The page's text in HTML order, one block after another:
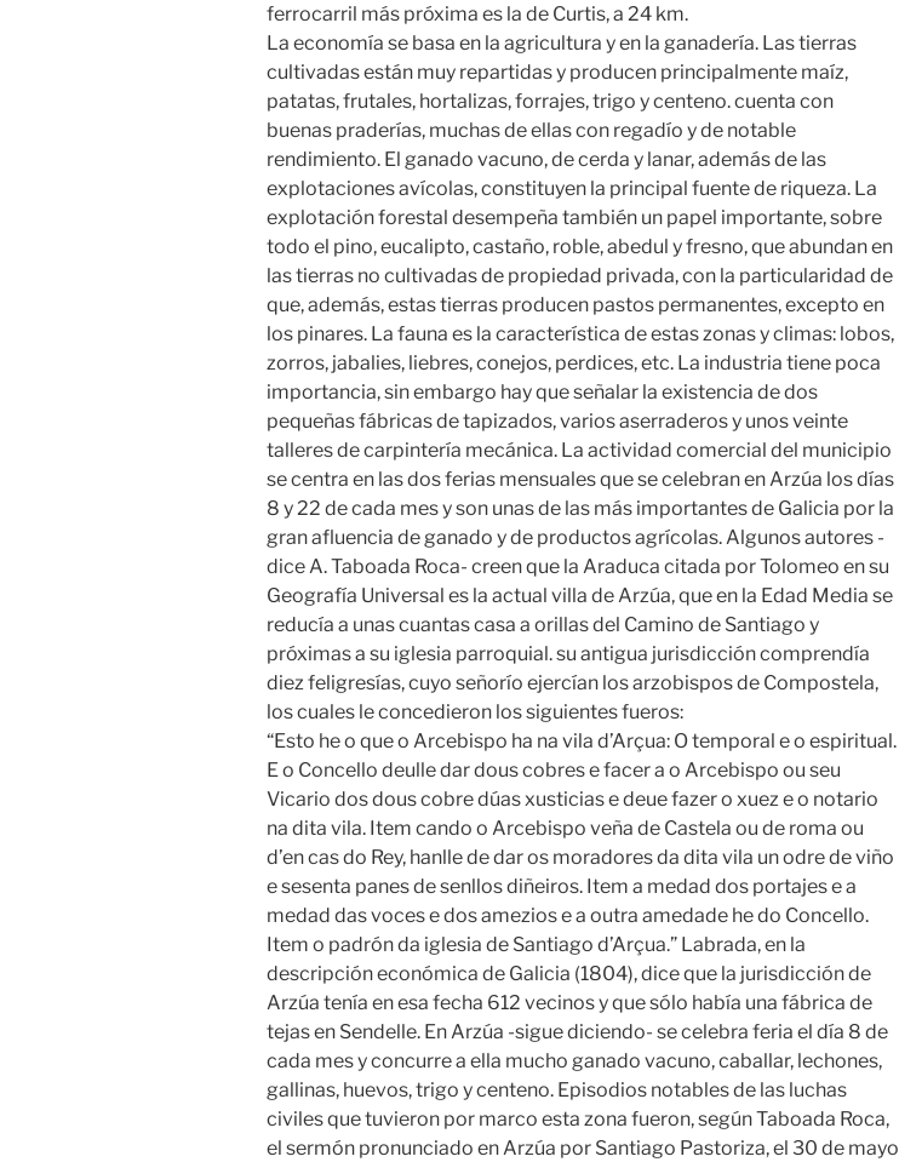
ferrocarril más próxima es la de Curtis, a 24 km.
La economía se basa en la agricultura y en la ganadería. Las tierras
cultivadas están muy repartidas y producen principalmente maíz,
patatas, frutales, hortalizas, forrajes, trigo y centeno. cuenta con
buenas praderías, muchas de ellas con regadío y de notable
rendimiento. El ganado vacuno, de cerda y lanar, además de las
explotaciones avícolas, constituyen la principal fuente de riqueza. La
explotación forestal desempeña también un papel importante, sobre
todo el pino, eucalipto, castaño, roble, abedul y fresno, que abundan en
las tierras no cultivadas de propiedad privada, con la particularidad de
que, además, estas tierras producen pastos permanentes, excepto en
los pinares. La fauna es la característica de estas zonas y climas: lobos,
zorros, jabalies, liebres, conejos, perdices, etc. La industria tiene poca
importancia, sin embargo hay que señalar la existencia de dos
pequeñas fábricas de tapizados, varios aserraderos y unos veinte
talleres de carpintería mecánica. La actividad comercial del municipio
se centra en las dos ferias mensuales que se celebran en Arzúa los días
8 y 22 de cada mes y son unas de las más importantes de Galicia por la
gran afluencia de ganado y de productos agrícolas. Algunos autores -
dice A. Taboada Roca- creen que la Araduca citada por Tolomeo en su
Geografía Universal es la actual villa de Arzúa, que en la Edad Media se
reducía a unas cuantas casa a orillas del Camino de Santiago y
próximas a su iglesia parroquial. su antigua jurisdicción comprendía
diez feligresías, cuyo señorío ejercían los arzobispos de Compostela,
los cuales le concedieron los siguientes fueros:
“Esto he o que o Arcebispo ha na vila d’Arçua: O temporal e o espiritual.
E o Concello deulle dar dous cobres e facer a o Arcebispo ou seu
Vicario dos dous cobre dúas xusticias e deue fazer o xuez e o notario
na dita vila. Item cando o Arcebispo veña de Castela ou de roma ou
d’en cas do Rey, hanlle de dar os moradores da dita vila un odre de viño
e sesenta panes de senllos diñeiros. Item a medad dos portajes e a
medad das voces e dos amezios e a outra amedade he do Concello.
Item o padrón da iglesia de Santiago d’Arçua.” Labrada, en la
descripción económica de Galicia (1804), dice que la jurisdicción de
Arzúa tenía en esa fecha 612 vecinos y que sólo había una fábrica de
tejas en Sendelle. En Arzúa -sigue diciendo- se celebra feria el día 8 de
cada mes y concurre a ella mucho ganado vacuno, caballar, lechones,
gallinas, huevos, trigo y centeno. Episodios notables de las luchas
civiles que tuvieron por marco esta zona fueron, según Taboada Roca,
el sermón pronunciado en Arzúa por Santiago Pastoriza, el 30 de mayo